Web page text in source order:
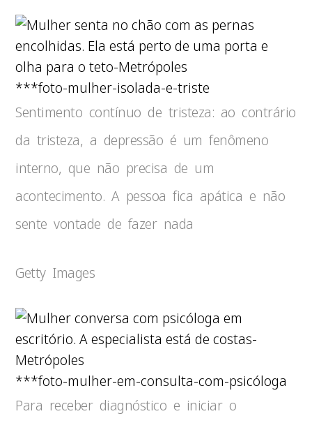
***foto-mulher-isolada-e-triste
Sentimento contínuo de tristeza: ao contrário
da tristeza, a depressão é um fenômeno
interno, que não precisa de um
acontecimento. A pessoa fica apática e não
sente vontade de fazer nada
Getty Images
***foto-mulher-em-consulta-com-psicóloga
Para receber diagnóstico e iniciar o